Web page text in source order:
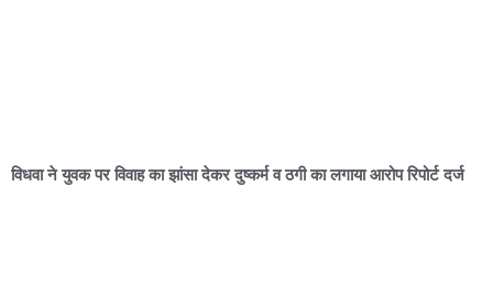
विधवा ने युवक पर विवाह का झांसा देकर दुष्कर्म व ठगी का लगाया आरोप रिपोर्ट दर्ज